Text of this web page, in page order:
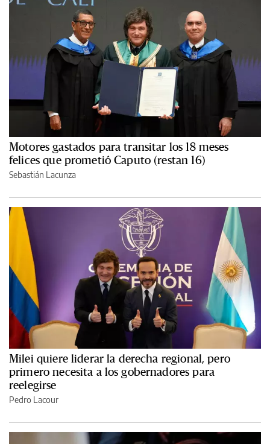
Motores gastados para transitar los 18 meses
felices que prometió Caputo (restan 16)
Sebastián Lacunza
Milei quiere liderar la derecha regional, pero
primero necesita a los gobernadores para
reelegirse
Pedro Lacour